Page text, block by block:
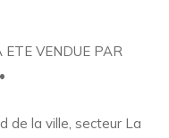
ETE VENDUE PAR
de la ville, secteur La